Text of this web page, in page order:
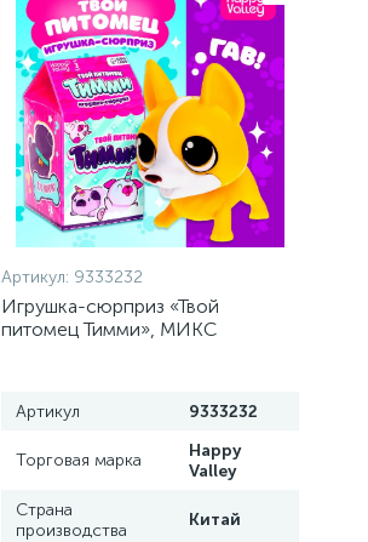
Артикул: 9333232
Игрушка-сюрприз «Твой
питомец Тимми», МИКС
Артикул 9333232
Торговая марка
Happy
Valley
Страна
производства
Китай